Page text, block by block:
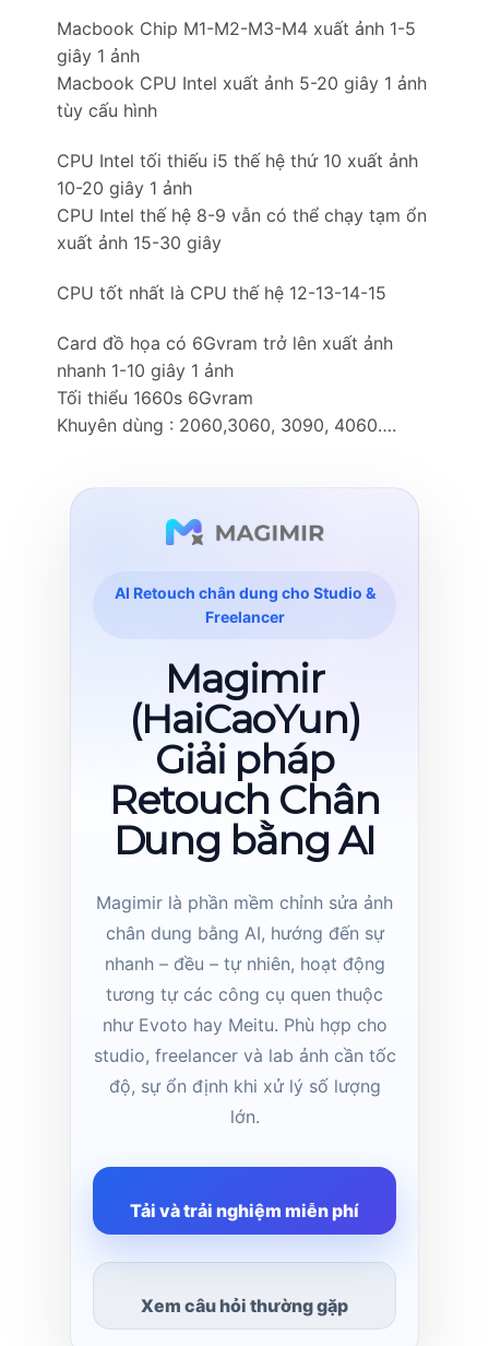
Macbook Chip M1-M2-M3-M4 xuất ảnh 1-5
giây 1 ảnh
Macbook CPU Intel xuất ảnh 5-20 giây 1 ảnh
tùy cấu hình
CPU Intel tối thiếu i5 thế hệ thứ 10 xuất ảnh
10-20 giây 1 ảnh
CPU Intel thế hệ 8-9 vẫn có thể chạy tạm ổn
xuất ảnh 15-30 giây
CPU tốt nhất là CPU thế hệ 12-13-14-15
Card đồ họa có 6Gvram trở lên xuất ảnh
nhanh 1-10 giây 1 ảnh
Tối thiểu 1660s 6Gvram
Khuyên dùng : 2060,3060, 3090, 4060….
AI Retouch chân dung cho Studio &
Freelancer
Magimir
(HaiCaoYun)
Giải pháp
Retouch Chân
Dung bằng AI
Magimir là phần mềm chỉnh sửa ảnh
chân dung bằng AI, hướng đến sự
nhanh – đều – tự nhiên, hoạt động
tương tự các công cụ quen thuộc
như Evoto hay Meitu. Phù hợp cho
studio, freelancer và lab ảnh cần tốc
độ, sự ổn định khi xử lý số lượng
lớn.
Tải và trải nghiệm miễn phí
Xem câu hỏi thường gặp